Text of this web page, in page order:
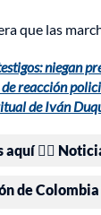
que las
niegan
reacción
de Iván
👉🏻
de